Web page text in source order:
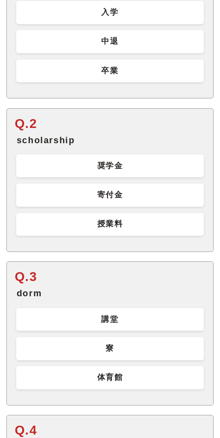
入学
中退
卒業
Q.2
scholarship
奨学金
寄付金
授業料
Q.3
dorm
講堂
寮
体育館
Q.4